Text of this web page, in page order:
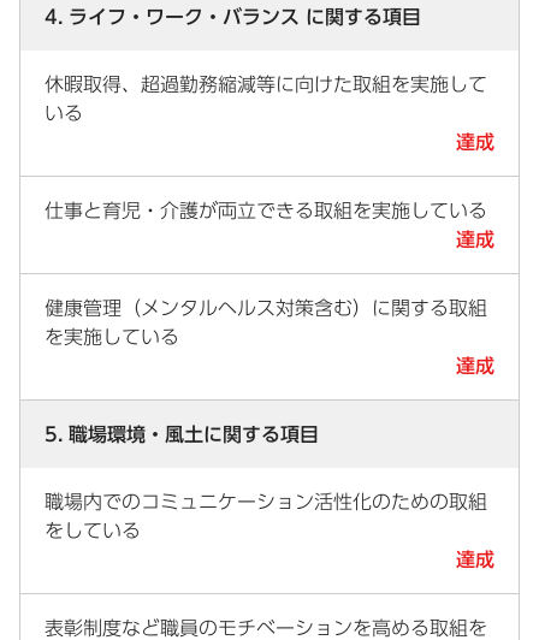
4. ライフ・ワーク・バランス に関する項目
休暇取得、超過勤務縮減等に向けた取組を実施して
いる
達成
仕事と育児・介護が両立できる取組を実施している
達成
健康管理（メンタルヘルス対策含む）に関する取組
を実施している
達成
5. 職場環境・風土に関する項目
職場内でのコミュニケーション活性化のための取組
をしている
達成
表彰制度など職員のモチベーションを高める取組を